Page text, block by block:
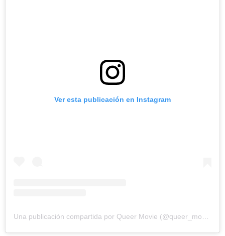
Ver esta publicación en Instagram